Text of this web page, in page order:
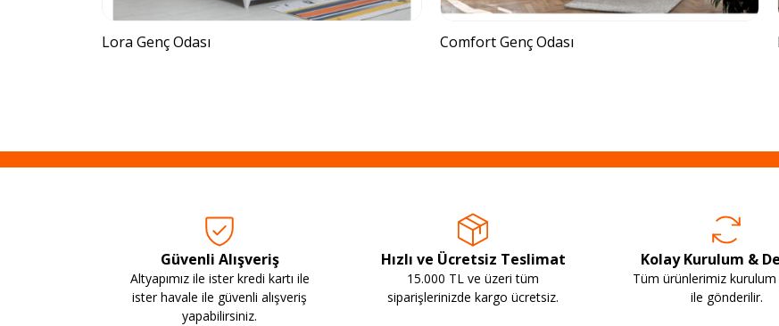
Lora Genç Odası Comfort Genç Odası
Güvenli Alışveriş
Altyapımız ile ister kredi kartı ile
ister havale ile güvenli alışveriş
yapabilirsiniz.
Hızlı ve Ücretsiz Teslimat
15.000 TL ve üzeri tüm
siparişlerinizde kargo ücretsiz.
Kolay Kurulum &
Tüm ürünlerimiz kurulum
ile gönderilir.